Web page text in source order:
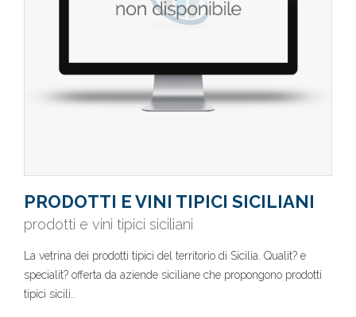
PRODOTTI E VINI TIPICI SICILIANI
prodotti e vini tipici siciliani
La vetrina dei prodotti tipici del territorio di Sicilia. Qualit? e
specialit? offerta da aziende siciliane che propongono prodotti
tipici sicili..